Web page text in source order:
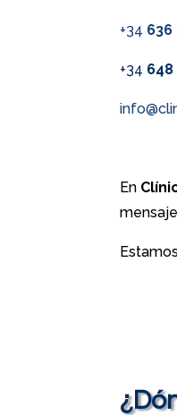
+34
+34 648
En